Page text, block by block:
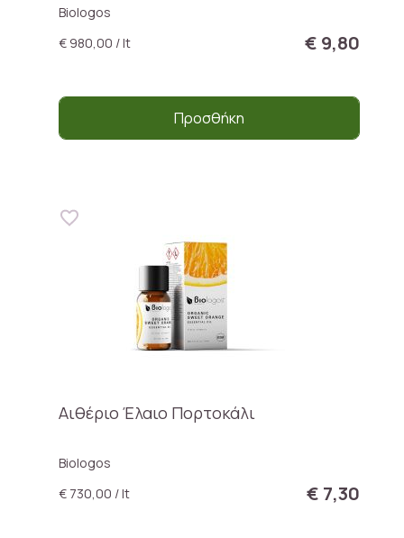
Biologos
€ 980,00 / lt
€ 9,80
Προσθήκη
Αιθέριο Έλαιο Πορτοκάλι
Biologos
€ 730,00 / lt
€ 7,30